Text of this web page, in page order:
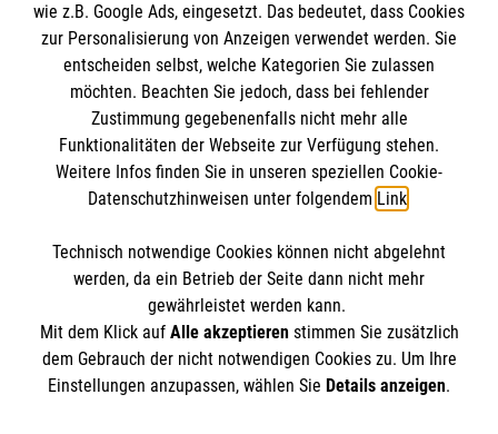
Datenschutz
Barrierefreiheit
Kontakt
Die Malteser
Malteser in Deutschland
Malteserorden
Sharepoint
Spendenkonto
Pax-Bank für Kirche und Caritas eG
IBAN: DE67 3706 0193 4001 1550 20
BIC / S.W.I.F.T: GENODED1PAX
So finden Sie uns
Hauptstraße 37
69518 Absteinach
Der Malteser Hilfsdienst e.V. ist als eingetragene
wie z.B. Google Ads, eingesetzt. Das bedeutet, dass Cookies
zur Personalisierung von Anzeigen verwendet werden. Sie
entscheiden selbst, welche Kategorien Sie zulassen
möchten. Beachten Sie jedoch, dass bei fehlender
Zustimmung gegebenenfalls nicht mehr alle
Funktionalitäten der Webseite zur Verfügung stehen.
Weitere Infos finden Sie in unseren speziellen Cookie-
Datenschutzhinweisen unter folgendem Link.
Technisch notwendige Cookies können nicht abgelehnt
werden, da ein Betrieb der Seite dann nicht mehr
gewährleistet werden kann.
Mit dem Klick auf Alle akzeptierenstimmen Sie zusätzlich
dem Gebrauch der nicht notwendigen Cookies zu. Um Ihre
Einstellungen anzupassen, wählen Sie Details anzeigen.